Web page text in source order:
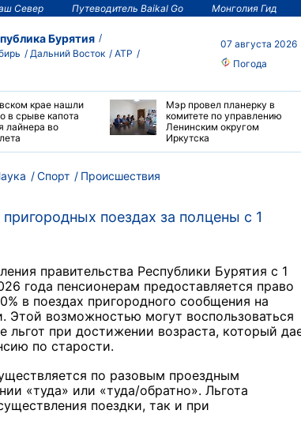
Север Путеводитель Baikal Go Монголия Гид
Бурятия
Дальний Восток
АТР
07 августа 2026
Погода
крае нашли
в срыве капота
лайнера во
Мэр провел планерку в
комитете по управлению
Ленинским округом
Иркутска
Спорт Происшествия
поездах за полцены с 1
правительства Республики Бурятия с 1
года пенсионерам предоставляется право
в поездах пригородного сообщения на
Этой возможностью могут воспользоваться
при достижении возраста, который
по старости.
по разовым проездным
«туда» или «туда/обратно». Льгота
поездки, так и при